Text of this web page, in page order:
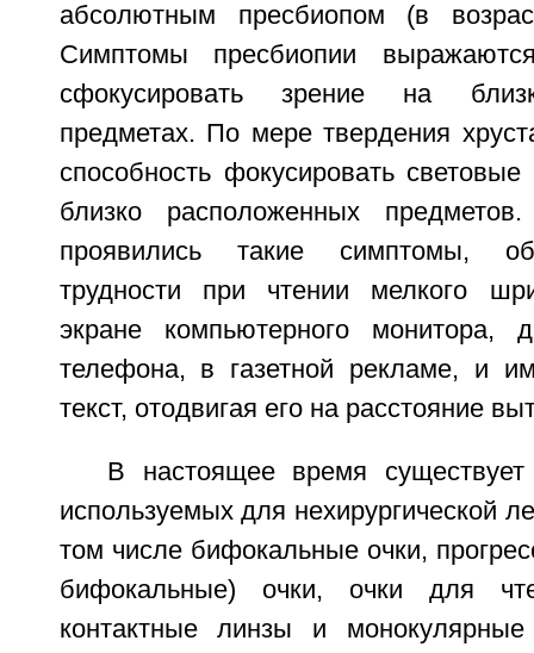
абсолютным пресбиопом (в
Симптомы пресбиопии
сфокусировать зрение на
предметах. По мере твердения
способность фокусировать
близко расположенных
проявились такие симптомы,
трудности при чтении мелкого
экране компьютерного монитора,
телефона, в газетной рекламе, и
текст, отодвигая его на расстояние
В настоящее время
используемых для нехирургической
том числе бифокальные очки,
бифокальные) очки, очки для
контактные линзы и